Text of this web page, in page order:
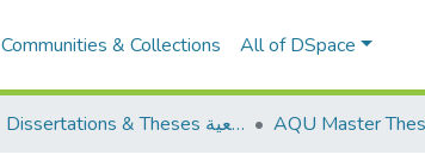
Communities & Collections All of DSpace
Dissertations & Theses الرسائل الجامعية